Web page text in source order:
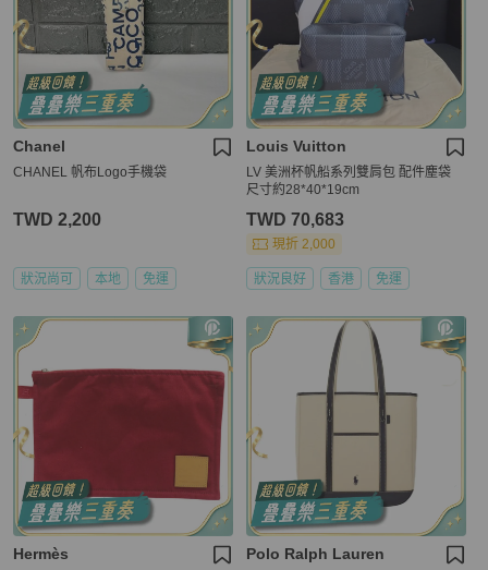
Chanel
CHANEL 帆布Logo手機袋
TWD 2,200
狀況尚可 本地 免運
Louis Vuitton
LV 美洲杯帆船系列雙肩包 配件塵袋
尺寸約28*40*19cm
TWD 70,683
現折 2,000
狀況良好 香港 免運
Hermès Polo Ralph Lauren